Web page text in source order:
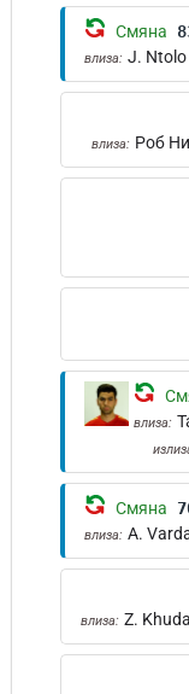
Смяна
влиза: J. Ntolo
влиза: Роб
влиза:
Смяна
влиза: A.
влиза: Z.